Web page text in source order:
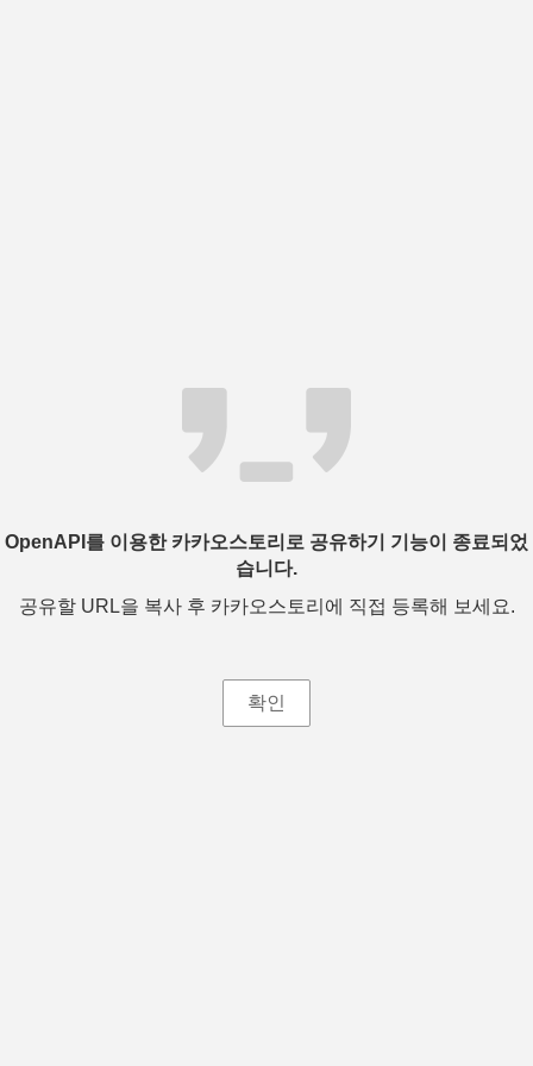
OpenAPI를 이용한 카카오스토리로 공유하기 기능이 종료되었
습니다.
공유할 URL을 복사 후 카카오스토리에 직접 등록해 보세요.
확인